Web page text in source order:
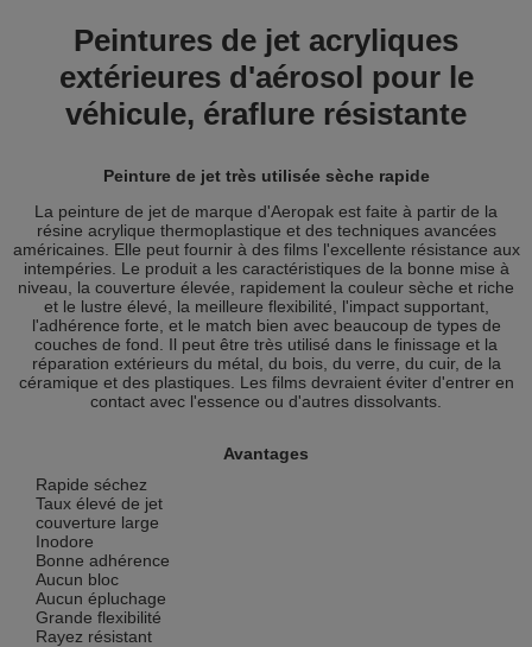
Peintures de jet acryliques
extérieures d'aérosol pour le
véhicule, éraflure résistante
Peinture de jet très utilisée sèche rapide
La peinture de jet de marque d'Aeropak est faite à partir de la
résine acrylique thermoplastique et des techniques avancées
américaines. Elle peut fournir à des films l'excellente résistance aux
intempéries. Le produit a les caractéristiques de la bonne mise à
niveau, la couverture élevée, rapidement la couleur sèche et riche
et le lustre élevé, la meilleure flexibilité, l'impact supportant,
l'adhérence forte, et le match bien avec beaucoup de types de
couches de fond. Il peut être très utilisé dans le finissage et la
réparation extérieurs du métal, du bois, du verre, du cuir, de la
céramique et des plastiques. Les films devraient éviter d'entrer en
contact avec l'essence ou d'autres dissolvants.
Avantages
Rapide séchez
Taux élevé de jet
couverture large
Inodore
Bonne adhérence
Aucun bloc
Aucun épluchage
Grande flexibilité
Rayez résistant